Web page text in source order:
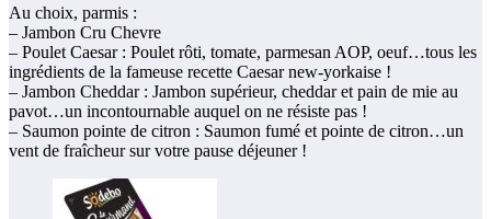
Au choix, parmis :
– Jambon Cru Chevre
– Poulet Caesar : Poulet rôti, tomate, parmesan AOP, oeuf…tous les
ingrédients de la fameuse recette Caesar new-yorkaise !
– Jambon Cheddar : Jambon supérieur, cheddar et pain de mie au
pavot…un incontournable auquel on ne résiste pas !
– Saumon pointe de citron : Saumon fumé et pointe de citron…un
vent de fraîcheur sur votre pause déjeuner !